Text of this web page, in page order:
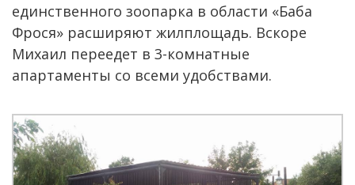
единственного зоопарка в области «Баба
Фрося» расширяют жилплощадь. Вскоре
Михаил переедет в 3-комнатные
апартаменты со всеми удобствами.